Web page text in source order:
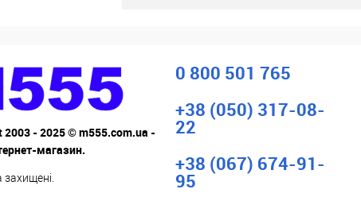
В наявності
2003 - 2025 © m555.com.ua -
магазин.
захищені.
0 800 501 765
+38 (050) 317-08-
22
+38 (067) 674-91-
95